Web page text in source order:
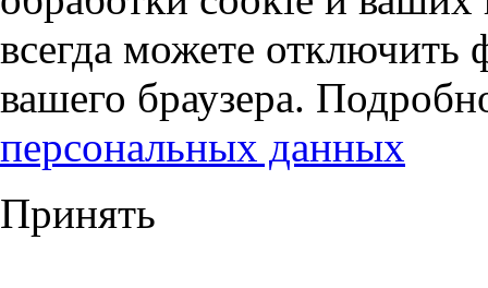
всегда можете отключить
вашего браузера.
персональных данных
Принять